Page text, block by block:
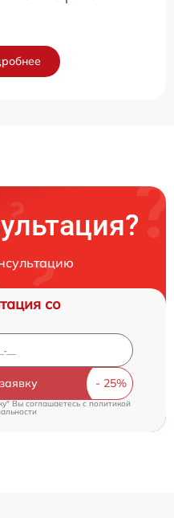
со
Вы соглашаетесь c политикой